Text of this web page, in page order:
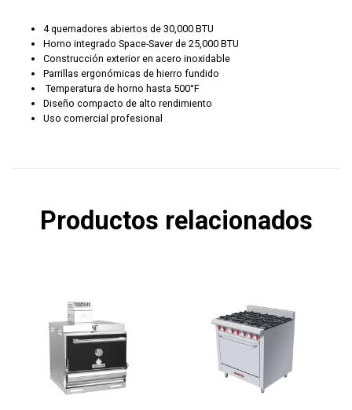
4 quemadores abiertos de 30,000 BTU
Horno integrado Space-Saver de 25,000 BTU
Construcción exterior en acero inoxidable
Parrillas ergonómicas de hierro fundido
Temperatura de horno hasta 500°F
Diseño compacto de alto rendimiento
Uso comercial profesional
Productos relacionados